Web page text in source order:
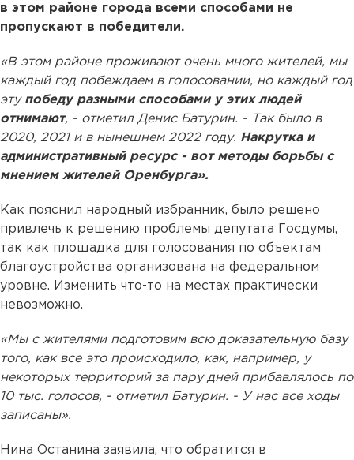
в этом районе города всеми способами не
пропускают в победители.
«В этом районе проживают очень много жителей, мы
каждый год побеждаем в голосовании, но каждый год
эту победу разными способами у этих людей
отнимают, - отметил Денис Батурин. - Так было в
2020, 2021 и в нынешнем 2022 году. Накрутка и
административный ресурс - вот методы борьбы с
мнением жителей Оренбурга».
Как пояснил народный избранник, было решено
привлечь к решению проблемы депутата Госдумы,
так как площадка для голосования по объектам
благоустройства организована на федеральном
уровне. Изменить что-то на местах практически
невозможно.
«Мы с жителями подготовим всю доказательную базу
того, как все это происходило, как, например, у
некоторых территорий за пару дней прибавлялось по
10 тыс. голосов, - отметил Батурин. - У нас все ходы
записаны».
Нина Останина заявила, что обратится в